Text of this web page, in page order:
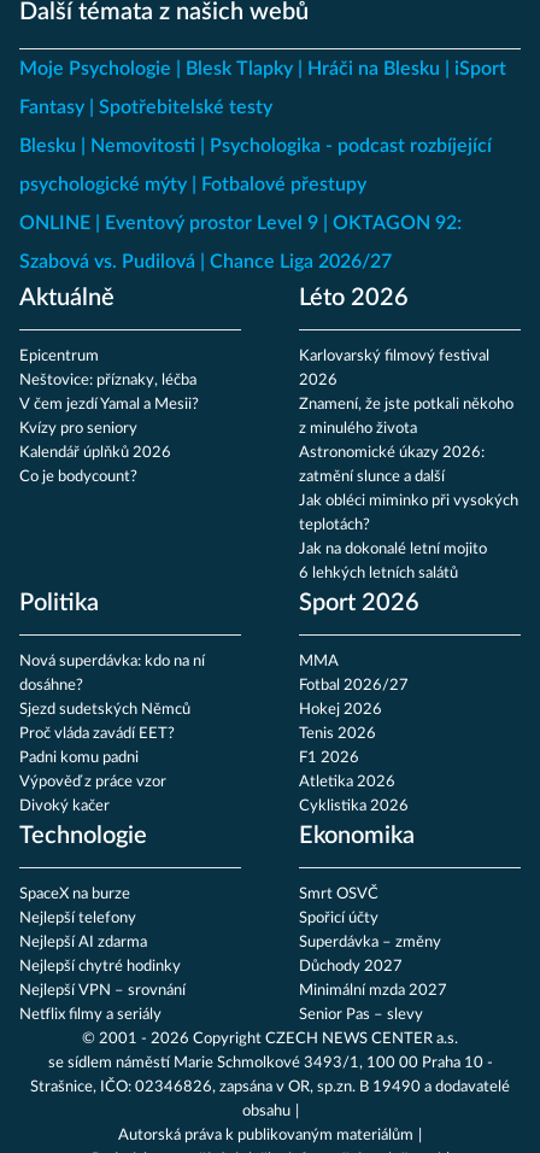
Další témata z našich webů
Moje Psychologie Blesk Tlapky Hráči na Blesku
iSport
Fantasy
Spotřebitelské testy
Blesku
Nemovitosti
Psychologika - podcast rozbíjející
psychologické mýty
Fotbalové přestupy
ONLINE
Eventový prostor Level 9
OKTAGON 92:
Szabová vs. Pudilová
Chance Liga 2026/27
Aktuálně
Epicentrum
Neštovice: příznaky, léčba
V čem jezdí Yamal a Mesii?
Kvízy pro seniory
Kalendář úplňků 2026
Co je bodycount?
Léto 2026
Karlovarský filmový festival
2026
Znamení, že jste potkali někoho
z minulého života
Astronomické úkazy 2026:
zatmění slunce a další
Jak obléci miminko při vysokých
teplotách?
Jak na dokonalé letní mojito
6 lehkých letních salátů
Politika
Nová superdávka: kdo na ní
dosáhne?
Sjezd sudetských Němců
Proč vláda zavádí EET?
Padni komu padni
Výpověď z práce vzor
Divoký kačer
Sport 2026
MMA
Fotbal 2026/27
Hokej 2026
Tenis 2026
F1 2026
Atletika 2026
Cyklistika 2026
Technologie
SpaceX na burze
Nejlepší telefony
Nejlepší AI zdarma
Nejlepší chytré hodinky
Nejlepší VPN – srovnání
Netflix filmy a seriály
Ekonomika
Smrt OSVČ
Spořicí účty
Superdávka – změny
Důchody 2027
Minimální mzda 2027
Senior Pas – slevy
© 2001 - 2026 Copyright CZECH NEWS CENTER a.s.
se sídlem náměstí Marie Schmolkové 3493/1, 100 00 Praha 10 -
Strašnice, IČO: 02346826, zapsána v OR, sp.zn. B 19490 a dodavatelé
obsahu
Autorská práva k publikovaným materiálům